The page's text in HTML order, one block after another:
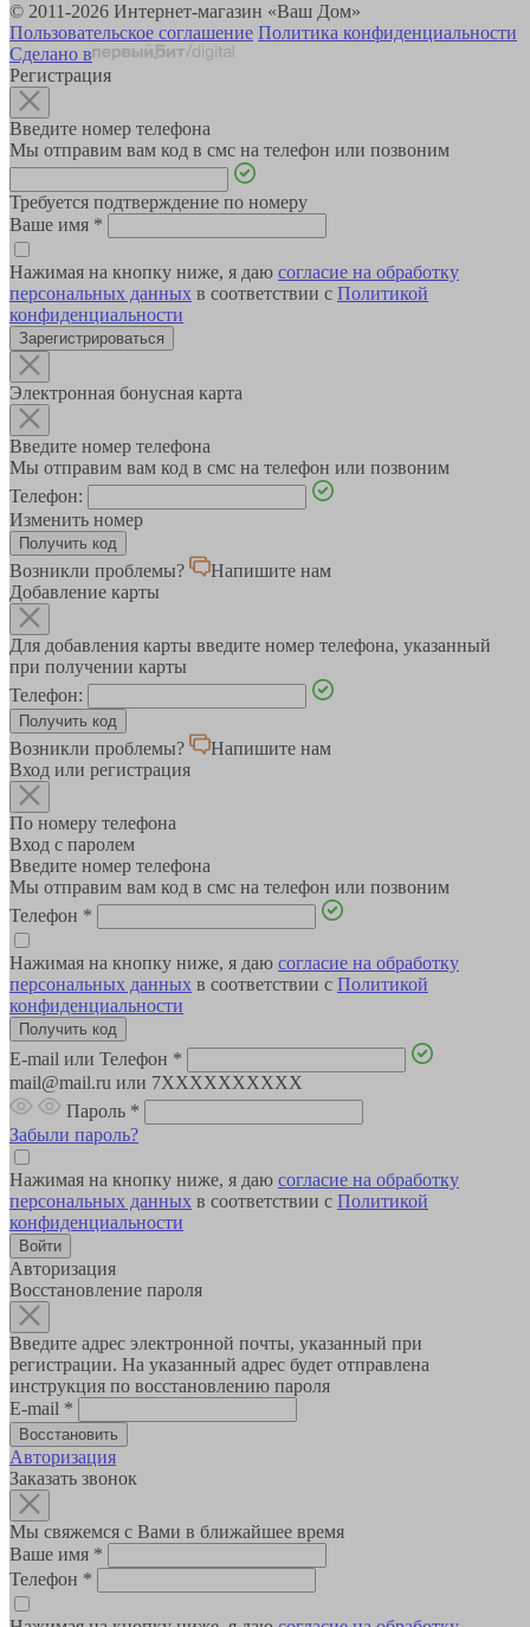
© 2011-2026 Интернет-магазин «Ваш Дом»
Пользовательское соглашение Политика конфиденциальности
Сделано в
Регистрация
Введите номер телефона
Мы отправим вам код в смс на телефон или позвоним
Требуется подтверждение по номеру
Ваше имя *
Нажимая на кнопку ниже, я даю согласие на обработку
персональных данных в соответствии с Политикой
конфиденциальности
Зарегистрироваться
Электронная бонусная карта
Введите номер телефона
Мы отправим вам код в смс на телефон или позвоним
Телефон:
Изменить номер
Возникли проблемы?
Напишите нам
Добавление карты
Для добавления карты введите номер телефона, указанный
при получении карты
Телефон:
Возникли проблемы?
Напишите нам
Вход или регистрация
По номеру телефона
Вход с паролем
Введите номер телефона
Мы отправим вам код в смс на телефон или позвоним
Телефон *
Нажимая на кнопку ниже, я даю согласие на обработку
персональных данных в соответствии с Политикой
конфиденциальности
E-mail или Телефон *
mail@mail.ru или 7XXXXXXXXXX
Пароль *
Забыли пароль?
Нажимая на кнопку ниже, я даю согласие на обработку
персональных данных в соответствии с Политикой
конфиденциальности
Авторизация
Восстановление пароля
Введите адрес электронной почты, указанный при
регистрации. На указанный адрес будет отправлена
инструкция по восстановлению пароля
E-mail *
Авторизация
Заказать звонок
Мы свяжемся с Вами в ближайшее время
Ваше имя *
Телефон *